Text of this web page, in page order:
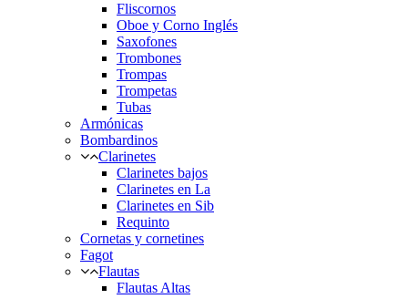
Fliscornos
Oboe y Corno Inglés
Saxofones
Trombones
Trompas
Trompetas
Tubas
Armónicas
Bombardinos
Clarinetes
Clarinetes bajos
Clarinetes en La
Clarinetes en Sib
Requinto
Cornetas y cornetines
Fagot
Flautas
Flautas Altas